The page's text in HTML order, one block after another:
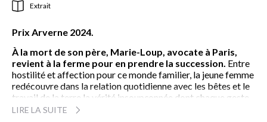
Extrait
Prix Arverne 2024.
À la mort de son père, Marie-Loup, avocate à Paris,
revient à la ferme pour en prendre la succession. Entre
hostilité et affection pour ce monde familier, la jeune femme
redécouvre dans la relation quotidienne avec les bêtes et le
travail de la terre la vérité insoupçonnée dont chaque geste
est porteur. Jour après jour, ce métier d’hommes, de
LIRE LA SUITE